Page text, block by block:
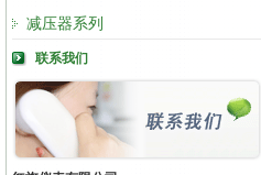
减压器系列
联系我们